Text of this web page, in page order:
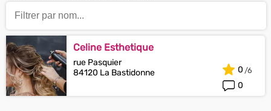
Celine Esthetique
rue Pasquier
84120 La Bastidonne
0
0